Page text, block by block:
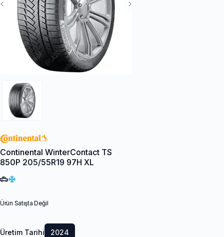
Next Slide
Previous Slide
Continental WinterContact TS
850P 205/55R19 97H XL
Ürün Satışta Değil
Üretim Tarihi 2024